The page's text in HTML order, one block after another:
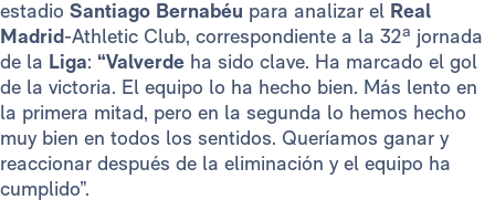
estadio Santiago Bernabéu para analizar el Real
Madrid-Athletic Club, correspondiente a la 32ª jornada
de la Liga: “Valverde ha sido clave. Ha marcado el gol
de la victoria. El equipo lo ha hecho bien. Más lento en
la primera mitad, pero en la segunda lo hemos hecho
muy bien en todos los sentidos. Queríamos ganar y
reaccionar después de la eliminación y el equipo ha
cumplido”.